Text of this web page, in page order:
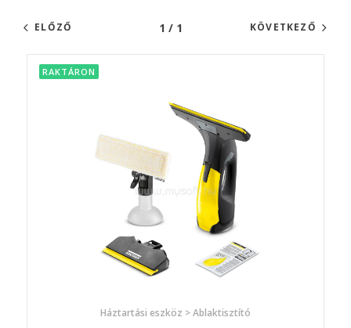
ELŐZŐ 1 / 1 KÖVETKEZŐ
RAKTÁRON
Háztartási eszköz > Ablaktisztító